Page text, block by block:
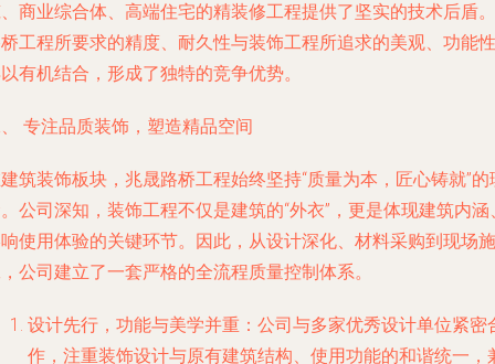
商业综合体、高端住宅的精装修工程提供了坚实的技术后盾。
工程所要求的精度、耐久性与装饰工程所追求的美观、功能性
有机结合，形成了独特的竞争优势。
专注品质装饰，塑造精品空间
筑装饰板块，兆晟路桥工程始终坚持“质量为本，匠心铸就”的
公司深知，装饰工程不仅是建筑的“外衣”，更是体现建筑内涵
使用体验的关键环节。因此，从设计深化、材料采购到现场施
公司建立了一套严格的全流程质量控制体系。
设计先行，功能与美学并重 ：公司与多家优秀设计单位紧密
作，注重装饰设计与原有建筑结构、使用功能的和谐统一，